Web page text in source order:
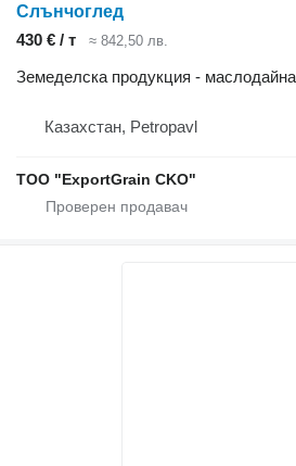
Слънчоглед
430 € / т
≈ 842,50 лв.
Земеделска продукция -
Казахстан, Petropavl
TOO "ExportGrain CKO"